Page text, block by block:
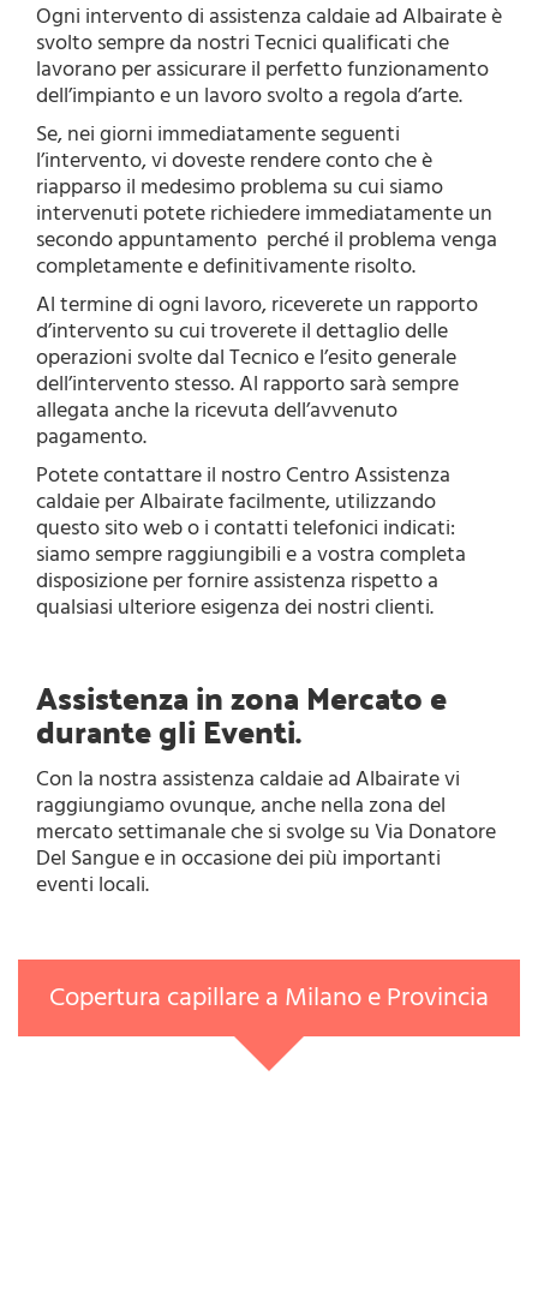
Ogni intervento di assistenza caldaie ad Albairate è
svolto sempre da nostri Tecnici qualificati che
lavorano per assicurare il perfetto funzionamento
dell’impianto e un lavoro svolto a regola d’arte.
Se, nei giorni immediatamente seguenti
l’intervento, vi doveste rendere conto che è
riapparso il medesimo problema su cui siamo
intervenuti potete richiedere immediatamente un
secondo appuntamento perché il problema venga
completamente e definitivamente risolto.
Al termine di ogni lavoro, riceverete un rapporto
d’intervento su cui troverete il dettaglio delle
operazioni svolte dal Tecnico e l’esito generale
dell’intervento stesso. Al rapporto sarà sempre
allegata anche la ricevuta dell’avvenuto
pagamento.
Potete contattare il nostro Centro Assistenza
caldaie per Albairate facilmente, utilizzando
questo sito web o i contatti telefonici indicati:
siamo sempre raggiungibili e a vostra completa
disposizione per fornire assistenza rispetto a
qualsiasi ulteriore esigenza dei nostri clienti.
Assistenza in zona Mercato e
durante gli Eventi.
Con la nostra assistenza caldaie ad Albairate vi
raggiungiamo ovunque, anche nella zona del
mercato settimanale che si svolge su Via Donatore
Del Sangue e in occasione dei più importanti
eventi locali.
Copertura capillare a Milano e Provincia